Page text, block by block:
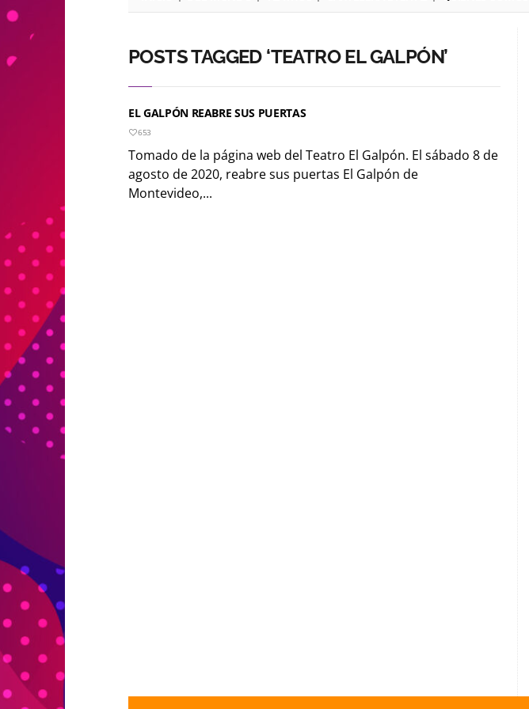
POSTS TAGGED ‘TEATRO EL GALPÓN’
EL GALPÓN REABRE SUS PUERTAS
653
Tomado de la página web del Teatro El Galpón. El sábado 8 de
agosto de 2020, reabre sus puertas El Galpón de
Montevideo,...